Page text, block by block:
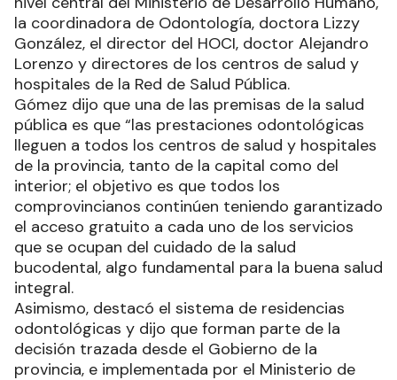
la coordinadora de Odontología, doctora Lizzy
González, el director del HOCI, doctor Alejandro
Lorenzo y directores de los centros de salud y
hospitales de la Red de Salud Pública.
Gómez dijo que una de las premisas de la salud
pública es que “las prestaciones odontológicas
lleguen a todos los centros de salud y hospitales
de la provincia, tanto de la capital como del
interior; el objetivo es que todos los
comprovincianos continúen teniendo garantizado
el acceso gratuito a cada uno de los servicios
que se ocupan del cuidado de la salud
bucodental, algo fundamental para la buena salud
integral.
Asimismo, destacó el sistema de residencias
odontológicas y dijo que forman parte de la
decisión trazada desde el Gobierno de la
provincia, e implementada por el Ministerio de